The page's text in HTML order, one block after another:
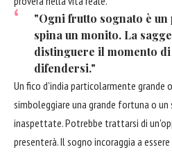
"Ogni frutto sognato è un
spina un monito. La
distinguere il momento
difendersi."
Un fico d'india particolarmente grande
simboleggiare una grande fortuna o un
inaspettate. Potrebbe trattarsi di
presenterà. Il sogno incoraggia a